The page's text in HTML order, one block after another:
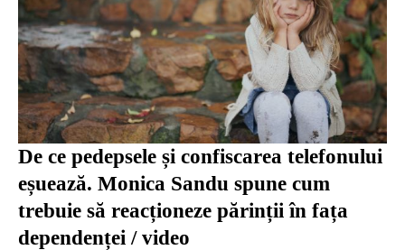
De ce pedepsele și confiscarea telefonului
eșuează. Monica Sandu spune cum
trebuie să reacționeze părinții în fața
dependenței / video